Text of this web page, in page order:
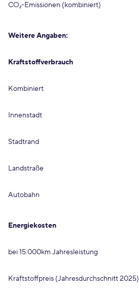
CO₂-Emissionen (kombiniert)
Weitere Angaben:
Kraftstoffverbrauch
Kombiniert
Innenstadt
Stadtrand
Landstraße
Autobahn
Energiekosten
bei 15.000km Jahresleistung
Kraftstoffpreis (Jahresdurchschnitt 2025)